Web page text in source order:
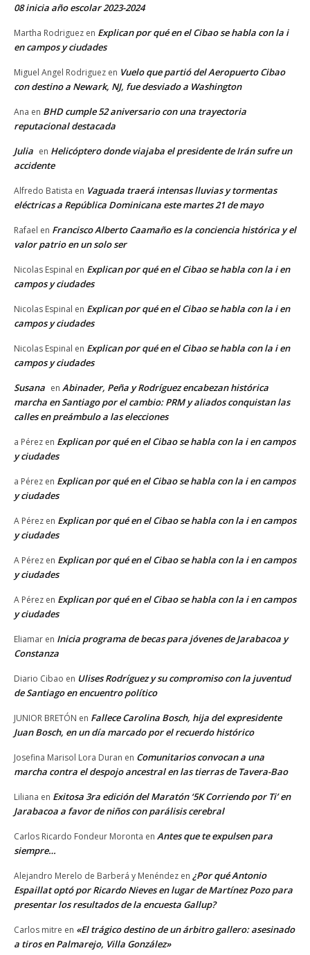
08 inicia año escolar 2023-2024
Martha Rodriguez en Explican por qué en el Cibao se habla con la i
en campos y ciudades
Miguel Angel Rodriguez en Vuelo que partió del Aeropuerto Cibao
con destino a Newark, NJ, fue desviado a Washington
Ana en BHD cumple 52 aniversario con una trayectoria
reputacional destacada
Julia en Helicóptero donde viajaba el presidente de Irán sufre un
accidente
Alfredo Batista en Vaguada traerá intensas lluvias y tormentas
eléctricas a República Dominicana este martes 21 de mayo
Rafael en Francisco Alberto Caamaño es la conciencia histórica y el
valor patrio en un solo ser
Nicolas Espinal en Explican por qué en el Cibao se habla con la i en
campos y ciudades
Nicolas Espinal en Explican por qué en el Cibao se habla con la i en
campos y ciudades
Nicolas Espinal en Explican por qué en el Cibao se habla con la i en
campos y ciudades
Susana en Abinader, Peña y Rodríguez encabezan histórica
marcha en Santiago por el cambio: PRM y aliados conquistan las
calles en preámbulo a las elecciones
a Pérez en Explican por qué en el Cibao se habla con la i en campos
y ciudades
a Pérez en Explican por qué en el Cibao se habla con la i en campos
y ciudades
A Pérez en Explican por qué en el Cibao se habla con la i en campos
y ciudades
A Pérez en Explican por qué en el Cibao se habla con la i en campos
y ciudades
A Pérez en Explican por qué en el Cibao se habla con la i en campos
y ciudades
Eliamar en Inicia programa de becas para jóvenes de Jarabacoa y
Constanza
Diario Cibao en Ulises Rodríguez y su compromiso con la juventud
de Santiago en encuentro político
JUNIOR BRETÓN en Fallece Carolina Bosch, hija del expresidente
Juan Bosch, en un día marcado por el recuerdo histórico
Josefina Marisol Lora Duran en Comunitarios convocan a una
marcha contra el despojo ancestral en las tierras de Tavera-Bao
Liliana en Exitosa 3ra edición del Maratón ‘5K Corriendo por Ti’ en
Jarabacoa a favor de niños con parálisis cerebral
Carlos Ricardo Fondeur Moronta en Antes que te expulsen para
siempre…
Alejandro Merelo de Barberá y Menéndez en ¿Por qué Antonio
Espaillat optó por Ricardo Nieves en lugar de Martínez Pozo para
presentar los resultados de la encuesta Gallup?
Carlos mitre en «El trágico destino de un árbitro gallero: asesinado
a tiros en Palmarejo, Villa González»